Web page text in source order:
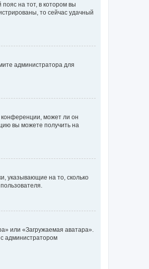
на тот, в котором вы
то сейчас удачный
администратора для
может ли он
вы можете получить на
указывающие на то, сколько
или «Загружаемая аватара».
администратором